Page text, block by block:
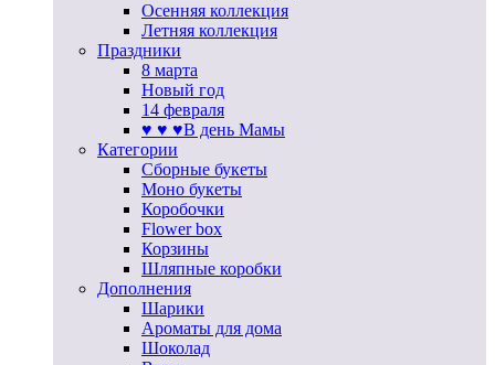
Осенняя коллекция
Летняя коллекция
Праздники
8 марта
Новый год
14 февраля
♥ ♥ ♥В день Мамы
Категории
Сборные букеты
Моно букеты
Коробочки
Flower box
Корзины
Шляпные коробки
Дополнения
Шарики
Ароматы для дома
Шоколад